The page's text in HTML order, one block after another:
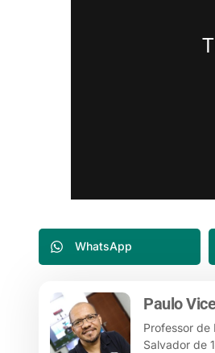
WhatsApp
Paulo
Professor de
Salvador de